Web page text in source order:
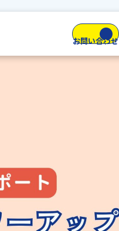
お問い合わせ